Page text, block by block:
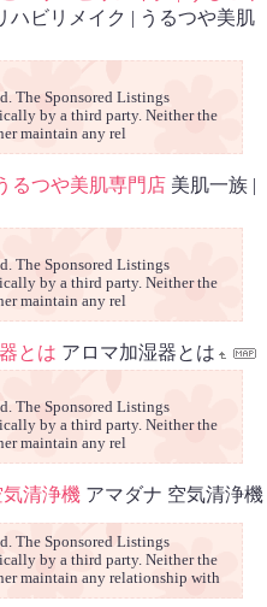
ビリメイク | うるつや美肌
The Sponsored Listings
by a third party. Neither the
maintain any rel
るつや美肌専門店 美肌一族 |
The Sponsored Listings
by a third party. Neither the
maintain any rel
とは アロマ加湿器とは
The Sponsored Listings
by a third party. Neither the
maintain any rel
清浄機 アマダナ 空気清浄機
The Sponsored Listings
by a third party. Neither the
maintain any relationship with